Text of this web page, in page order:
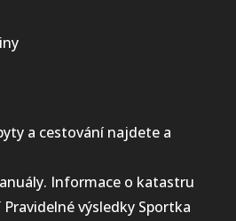
a cestování najdete a
Informace o katastru
Pravidelné výsledky Sportka